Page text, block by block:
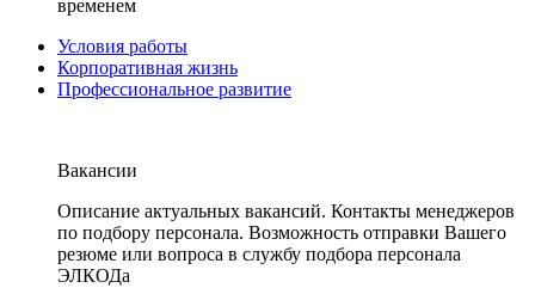
временем
Условия работы
Корпоративная жизнь
Профессиональное развитие
Вакансии
Описание актуальных вакансий. Контакты менеджеров
по подбору персонала. Возможность отправки Вашего
резюме или вопроса в службу подбора персонала
ЭЛКОДа